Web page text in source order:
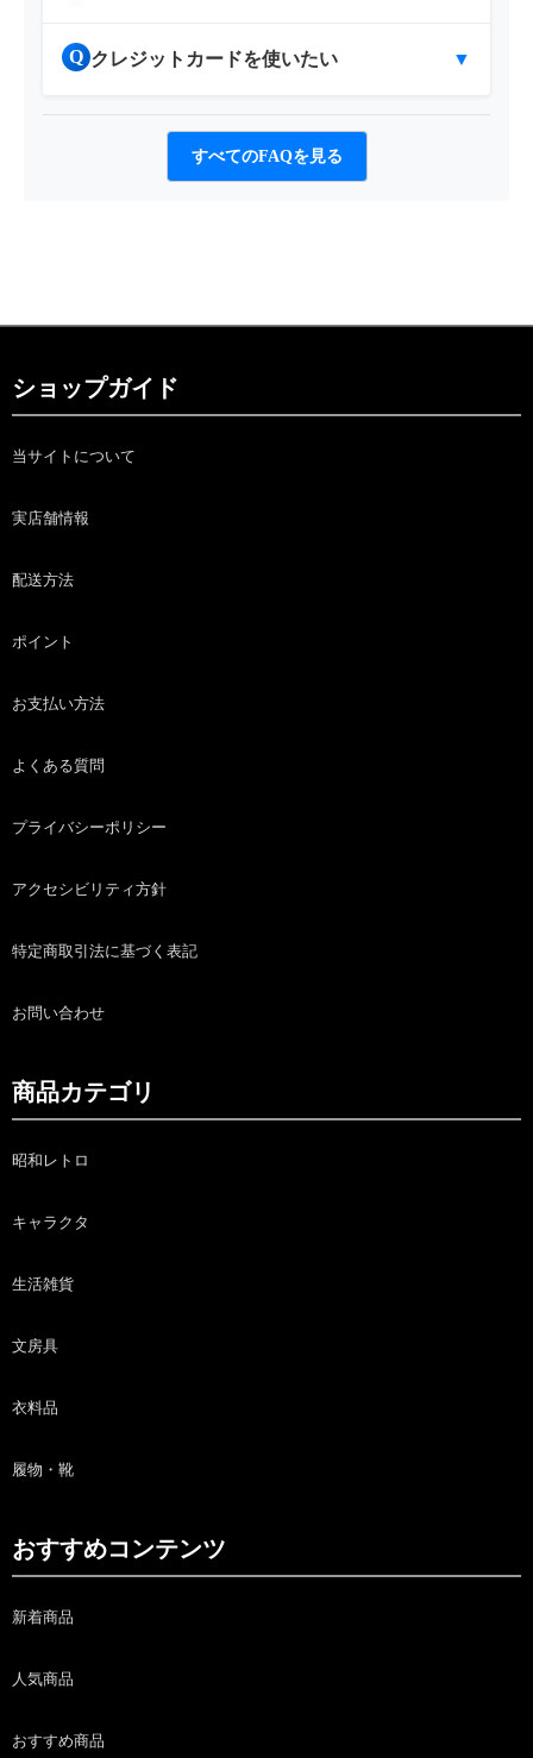
Q クレジットカードを使いたい ▼
すべてのFAQを見る
ショップガイド
当サイトについて
実店舗情報
配送方法
ポイント
お支払い方法
よくある質問
プライバシーポリシー
アクセシビリティ方針
特定商取引法に基づく表記
お問い合わせ
商品カテゴリ
昭和レトロ
キャラクタ
生活雑貨
文房具
衣料品
履物・靴
おすすめコンテンツ
新着商品
人気商品
おすすめ商品